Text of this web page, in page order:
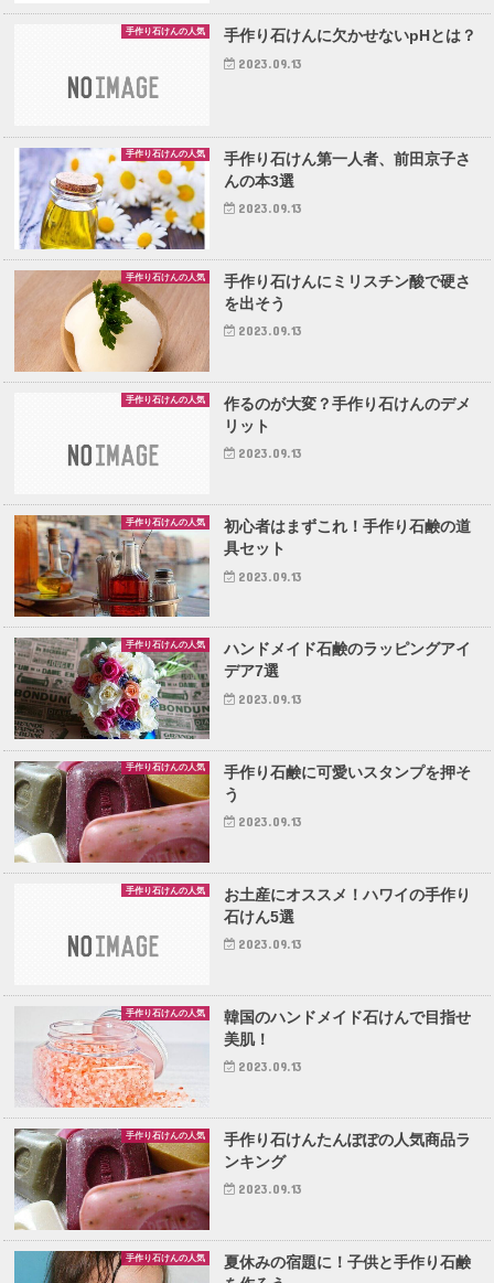
手作り石けんの人気 手作り石けんに欠かせないpHとは？
2023.09.13
手作り石けんの人気
手作り石けん第一人者、前田京子さ
んの本3選
2023.09.13
手作り石けんの人気
手作り石けんにミリスチン酸で硬さ
を出そう
2023.09.13
手作り石けんの人気
作るのが大変？手作り石けんのデメ
リット
2023.09.13
手作り石けんの人気
初心者はまずこれ！手作り石鹸の道
具セット
2023.09.13
手作り石けんの人気
ハンドメイド石鹸のラッピングアイ
デア7選
2023.09.13
手作り石けんの人気
手作り石鹸に可愛いスタンプを押そ
う
2023.09.13
手作り石けんの人気
お土産にオススメ！ハワイの手作り
石けん5選
2023.09.13
手作り石けんの人気
韓国のハンドメイド石けんで目指せ
美肌！
2023.09.13
手作り石けんの人気
手作り石けんたんぽぽの人気商品ラ
ンキング
2023.09.13
手作り石けんの人気
夏休みの宿題に！子供と手作り石鹸